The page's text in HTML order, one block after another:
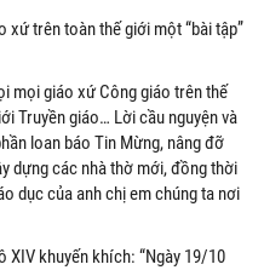
xứ trên toàn thế giới một “bài tập”
mọi giáo xứ Công giáo trên thế
Truyền giáo… Lời cầu nguyện và
loan báo Tin Mừng, nâng đỡ
dựng các nhà thờ mới, đồng thời
dục của anh chị em chúng ta nơi
XIV khuyến khích: “Ngày 19/10